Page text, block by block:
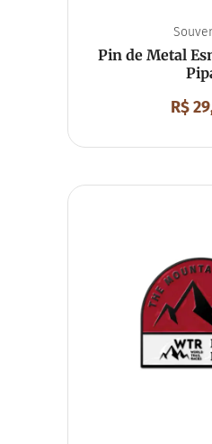
Pin de Metal
R$